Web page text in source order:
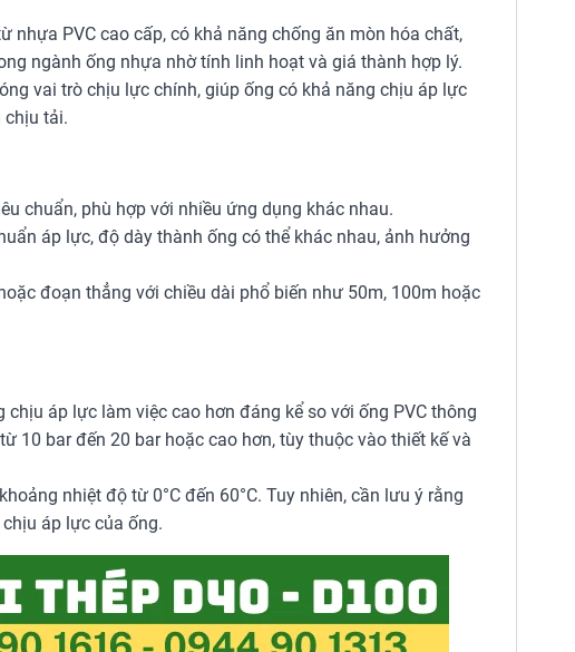
nhựa PVC cao cấp, có khả năng chống ăn mòn hóa chất,
ngành ống nhựa nhờ tính linh hoạt và giá thành hợp lý.
vai trò chịu lực chính, giúp ống có khả năng chịu áp lực
chịu tải.
chuẩn, phù hợp với nhiều ứng dụng khác nhau.
áp lực, độ dày thành ống có thể khác nhau, ảnh hưởng
đoạn thẳng với chiều dài phổ biến như 50m, 100m hoặc
chịu áp lực làm việc cao hơn đáng kể so với ống PVC thông
10 bar đến 20 bar hoặc cao hơn, tùy thuộc vào thiết kế và
nhiệt độ từ 0°C đến 60°C. Tuy nhiên, cần lưu ý rằng
áp lực của ống.